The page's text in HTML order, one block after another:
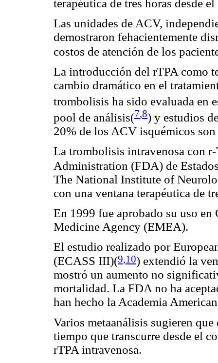
terapéutica de tres horas desde
Las unidades de ACV,
demostraron fehacientemente
costos de atención de los
La introducción del rTPA como
cambio dramático en el
trombolisis ha sido evaluada en
pool de análisis(7,8) y estudios
20% de los ACV isquémicos
La trombolisis intravenosa con
Administration (FDA) de
The National Institute of
con una ventana terapéutica de
En 1999 fue aprobado su uso
Medicine Agency (EMEA).
El estudio realizado por
(ECASS III)(9,10) extendió la
mostró un aumento no
mortalidad. La FDA no ha
han hecho la Academia
Varios metaanálisis sugieren
tiempo que transcurre desde el
rTPA intravenosa.